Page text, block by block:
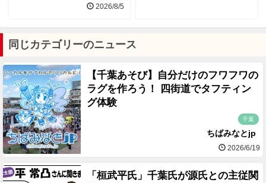
2026/8/5
同じカテゴリーのニュース
【千葉あそび】自分だけのフワフワの
ラグを作ろう！ 四街道でタフティン
グ体験
千葉
ちばみなとjp
2026/6/19
「桓武平氏」千葉氏が源氏との主従関